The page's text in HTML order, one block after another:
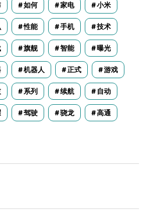
如何 家电 小米
性能 手机 技术
旗舰 智能 曝光
机器人 正式 游戏
系列 续航 自动
驾驶 骁龙 高通